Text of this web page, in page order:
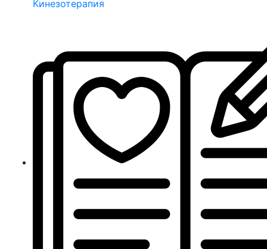
Кинезотерапия